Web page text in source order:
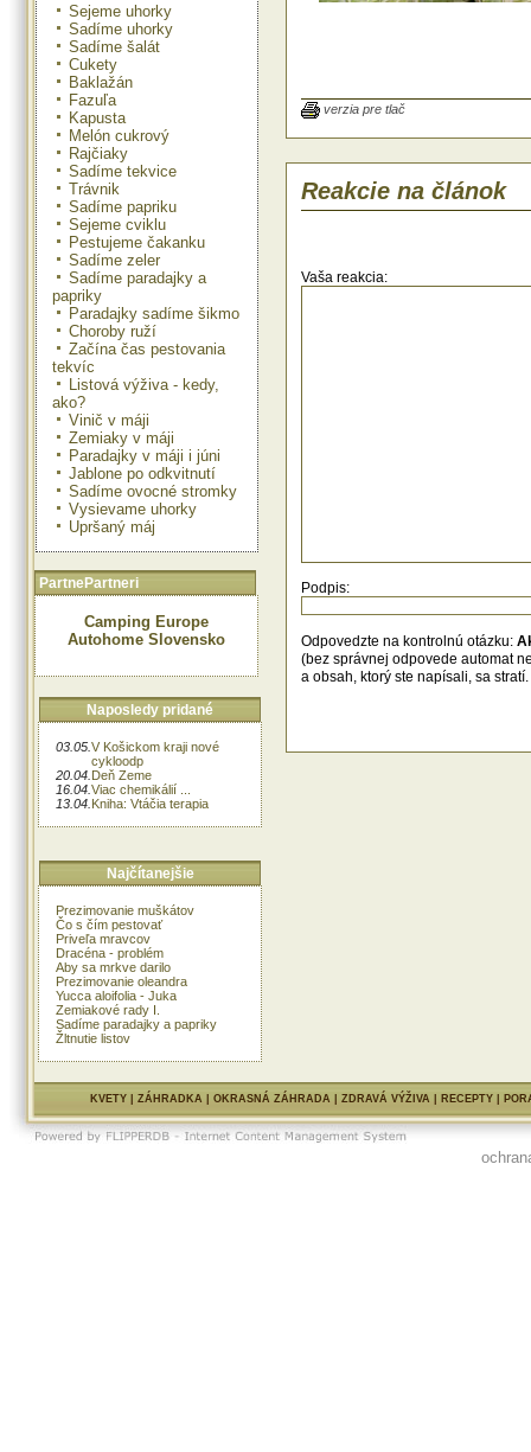
Sejeme uhorky
Sadíme uhorky
Sadíme šalát
Cukety
Baklažán
Fazuľa
Kapusta
Melón cukrový
Rajčiaky
Sadíme tekvice
Trávnik
Sadíme papriku
Sejeme cviklu
Pestujeme čakanku
Sadíme zeler
Sadíme paradajky a
papriky
Paradajky sadíme šikmo
Choroby ruží
Začína čas pestovania
tekvíc
Listová výživa - kedy,
ako?
Vinič v máji
Zemiaky v máji
Paradajky v máji i júni
Jablone po odkvitnutí
Sadíme ovocné stromky
Vysievame uhorky
Upršaný máj
PartnePartneri
Camping Europe
Autohome Slovensko
Naposledy pridané
03.05. V Košickom kraji nové
cykloodp
20.04. Deň Zeme
16.04. Viac chemikálií ...
13.04. Kniha: Vtáčia terapia
Najčítanejšie
Prezimovanie muškátov
Čo s čím pestovať
Priveľa mravcov
Dracéna - problém
Aby sa mrkve darilo
Prezimovanie oleandra
Yucca aloifolia - Juka
Zemiakové rady I.
Sadíme paradajky a papriky
Žltnutie listov
prihŕňame.
vývoja, aby sa hlávky dobre
Skoré odrody môžeme zberať už
Kapusta sa pestuje prvý rok
jesennom vyhnojení maštalným
verzia pre tlač
Reakcie na článok
Vaša reakcia:
Podpis:
Odpovedzte na kontrolnú otázku:
(bez správnej odpovede automat
a obsah, ktorý ste napísali, sa
KVETY| ZÁHRADKA| OKRASNÁ ZÁHRADA| ZDRAVÁ VÝŽIVA| RECEPTY|